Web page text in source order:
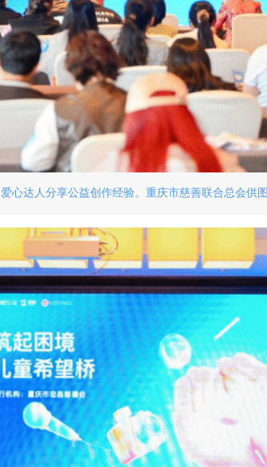
爱心达人分享公益创作经验。重庆市慈善联合总会供图